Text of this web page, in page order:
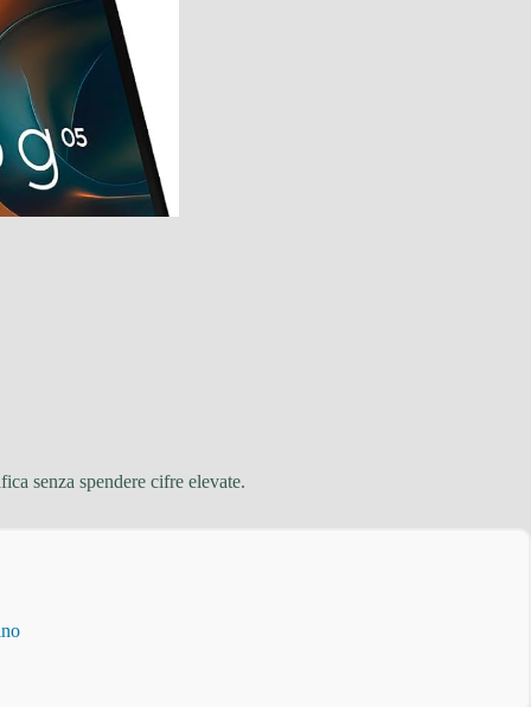
senza spendere cifre elevate.